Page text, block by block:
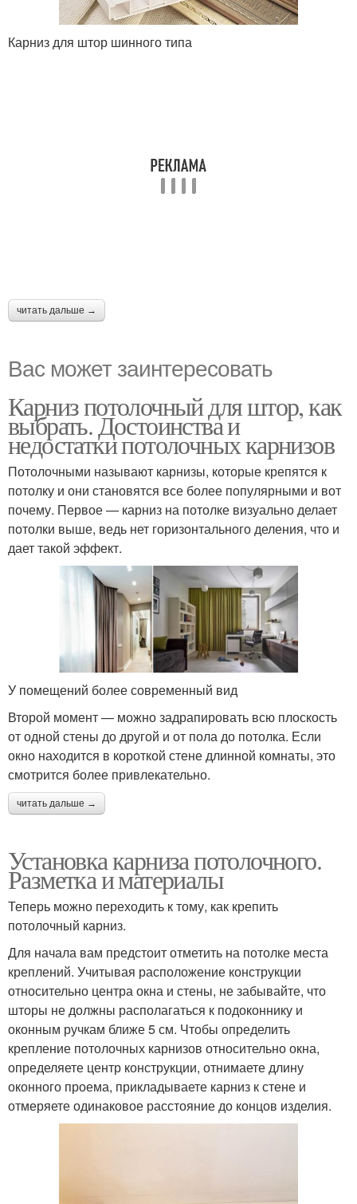
Карниз для штор шинного типа
читать дальше →
Вас может заинтересовать
Карниз потолочный для штор, как
выбрать. Достоинства и
недостатки потолочных карнизов
Потолочными называют карнизы, которые крепятся к
потолку и они становятся все более популярными и вот
почему. Первое — карниз на потолке визуально делает
потолки выше, ведь нет горизонтального деления, что и
дает такой эффект.
У помещений более современный вид
Второй момент — можно задрапировать всю плоскость
от одной стены до другой и от пола до потолка. Если
окно находится в короткой стене длинной комнаты, это
смотрится более привлекательно.
читать дальше →
Установка карниза потолочного.
Разметка и материалы
Теперь можно переходить к тому, как крепить
потолочный карниз.
Для начала вам предстоит отметить на потолке места
креплений. Учитывая расположение конструкции
относительно центра окна и стены, не забывайте, что
шторы не должны располагаться к подоконнику и
оконным ручкам ближе 5 см. Чтобы определить
крепление потолочных карнизов относительно окна,
определяете центр конструкции, отнимаете длину
оконного проема, прикладываете карниз к стене и
отмеряете одинаковое расстояние до концов изделия.